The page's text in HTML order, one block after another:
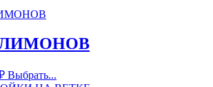
Выбрать...